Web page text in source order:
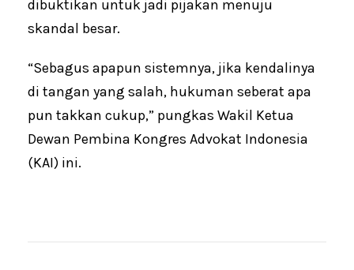
dibuktikan untuk jadi pijakan menuju
skandal besar.
“Sebagus apapun sistemnya, jika kendalinya
di tangan yang salah, hukuman seberat apa
pun takkan cukup,” pungkas Wakil Ketua
Dewan Pembina Kongres Advokat Indonesia
(KAI) ini.